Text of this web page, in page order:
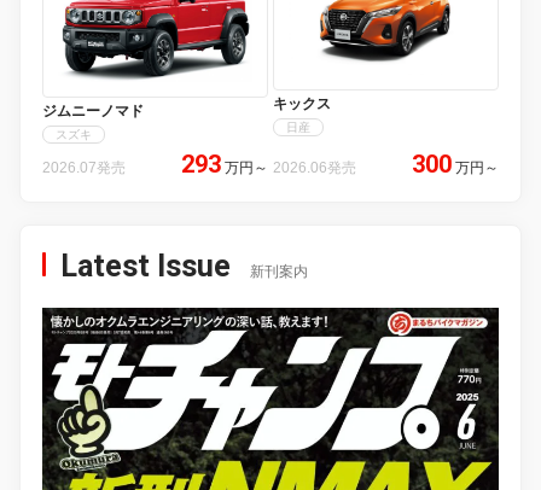
ジムニーノマド
スズキ
2026.07発売 293 万円 ～
キックス
日産
2026.06発売 300 万円 ～
Latest Issue 新刊案内